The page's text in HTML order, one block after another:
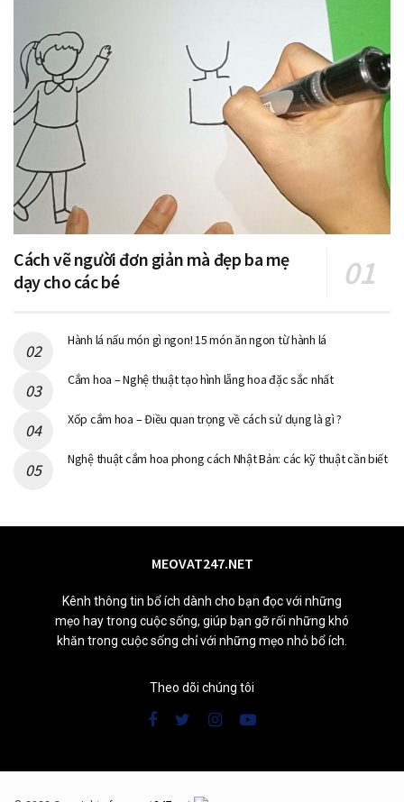
Cách vẽ người đơn giản mà đẹp ba mẹ
dạy cho các bé
Hành lá nấu món gì ngon! 15 món ăn ngon từ hành lá
Cắm hoa – Nghệ thuật tạo hình lẵng hoa đặc sắc nhất
Xốp cắm hoa – Điều quan trọng về cách sử dụng là gì ?
Nghệ thuật cắm hoa phong cách Nhật Bản: các kỹ thuật cần biết
MEOVAT247.NET
Kênh thông tin bổ ích dành cho bạn đọc với những
mẹo hay trong cuộc sống, giúp bạn gỡ rối những khó
khăn trong cuộc sống chỉ với những mẹo nhỏ bổ ích.
Theo dõi chúng tôi